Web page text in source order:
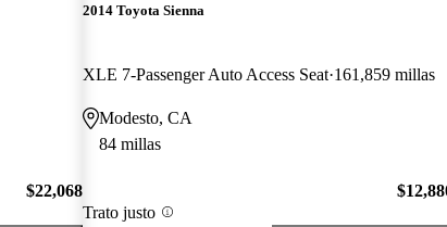
$22,068
2014 Toyota Sienna
XLE 7-Passenger Auto Access Seat 161,859 millas
Modesto, CA
84 millas
Trato justo